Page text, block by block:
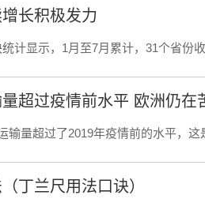
长积极发力
计显示，1月至7月累计，31个省份
超过疫情前水平 欧洲仍在
输量超过了2019年疫情前的水平，这
丁兰尺用法口诀）